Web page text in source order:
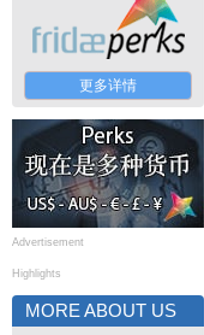
更多详情
Advertisement
Highlights
MORE ABOUT US